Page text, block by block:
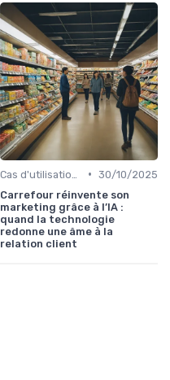
• 30/10/2025
Carrefour réinvente son
marketing grâce à l’IA :
quand la technologie
redonne une âme à la
relation client